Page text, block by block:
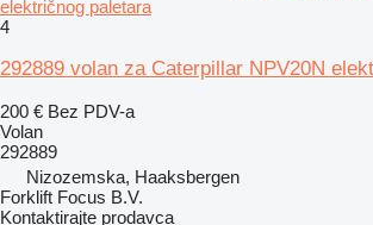
električnog paletara
4
292889 volan za Caterpillar NPV20N
200 € Bez PDV-a
Volan
292889
Nizozemska, Haaksbergen
Forklift Focus B.V.
Kontaktirajte prodavca